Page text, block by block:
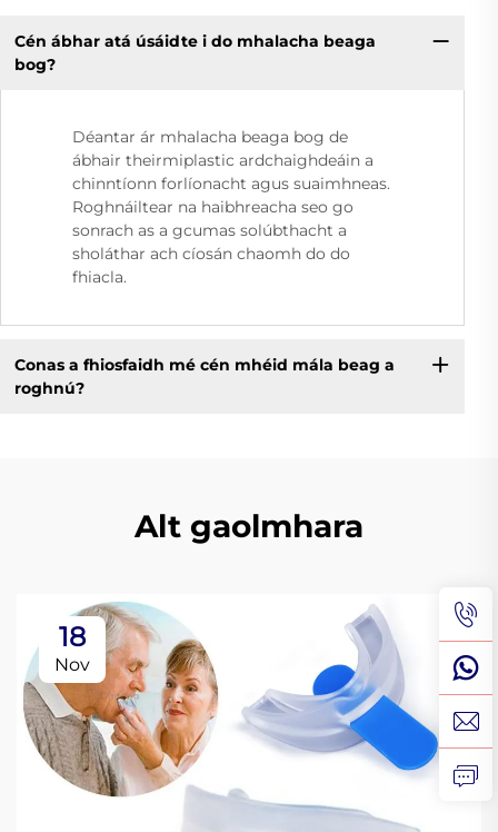
Cén ábhar atá úsáidte i do mhalacha beaga
bog?
Déantar ár mhalacha beaga bog de
ábhair theirmiplastic ardchaighdeáin a
chinntíonn forlíonacht agus suaimhneas.
Roghnáiltear na haibhreacha seo go
sonrach as a gcumas solúbthacht a
sholáthar ach cíosán chaomh do do
fhiacla.
Conas a fhiosfaidh mé cén mhéid mála beag a
roghnú?
Alt gaolmhara
18
Nov